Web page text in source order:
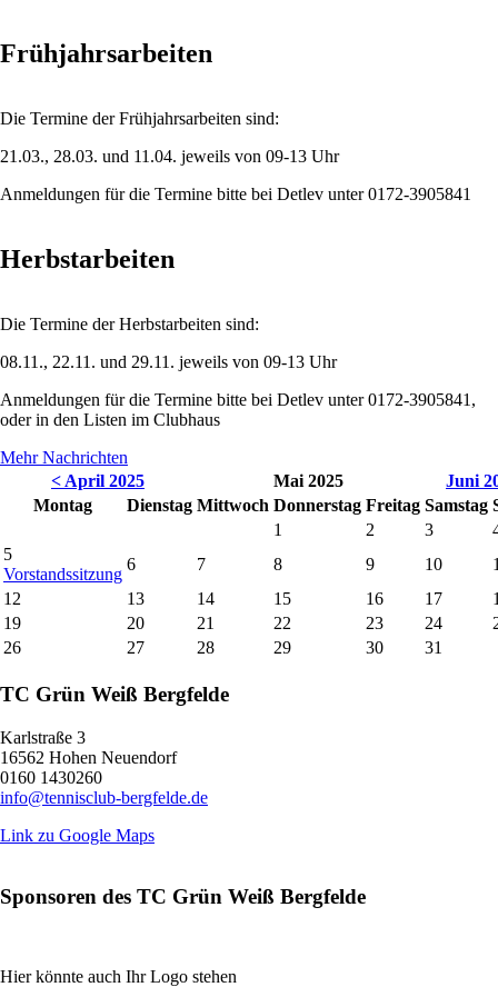
Frühjahrsarbeiten
Die Termine der Frühjahrsarbeiten sind:
21.03., 28.03. und 11.04. jeweils von 09-13 Uhr
Anmeldungen für die Termine bitte bei Detlev unter 0172-3905841
Herbstarbeiten
Die Termine der Herbstarbeiten sind:
08.11., 22.11. und 29.11. jeweils von 09-13 Uhr
Anmeldungen für die Termine bitte bei Detlev unter 0172-3905841,
oder in den Listen im Clubhaus
Mehr Nachrichten
< April 2025
Mai 2025
Juni
Montag
Dienstag Mittwoch Donnerstag Freitag Samstag
1
2 3
5
Vorstandssitzung
6 7 8 9 10
12
13 14 15 16 17
19
20 21 22 23 24
26
27 28 29 30 31
TC Grün Weiß Bergfelde
Karlstraße 3
16562 Hohen Neuendorf
0160 1430260
info@tennisclub-bergfelde.de
Link zu Google Maps
Sponsoren des TC Grün Weiß Bergfelde
Hier könnte auch Ihr Logo stehen